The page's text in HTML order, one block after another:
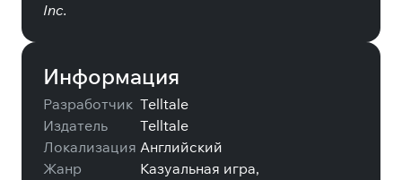
Inc.
Информация
Разработчик Telltale
Издатель
Telltale
Локализация Английский
Жанр
Казуальная игра,